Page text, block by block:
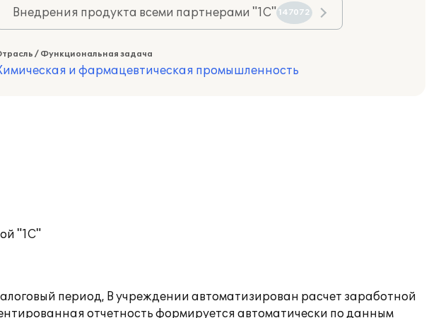
Внедрения продукта всеми партнерами "1С" 147072
/ Функциональная задача
и фармацевтическая промышленность
"1С"
период, В учреждении автоматизирован расчет заработной
отчетность формируется автоматически по данным